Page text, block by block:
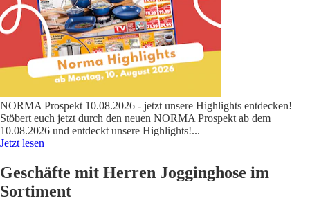
NORMA Prospekt 10.08.2026 - jetzt unsere Highlights entdecken!
Stöbert euch jetzt durch den neuen NORMA Prospekt ab dem
10.08.2026 und entdeckt unsere Highlights!...
Jetzt lesen
Geschäfte mit Herren Jogginghose im
Sortiment